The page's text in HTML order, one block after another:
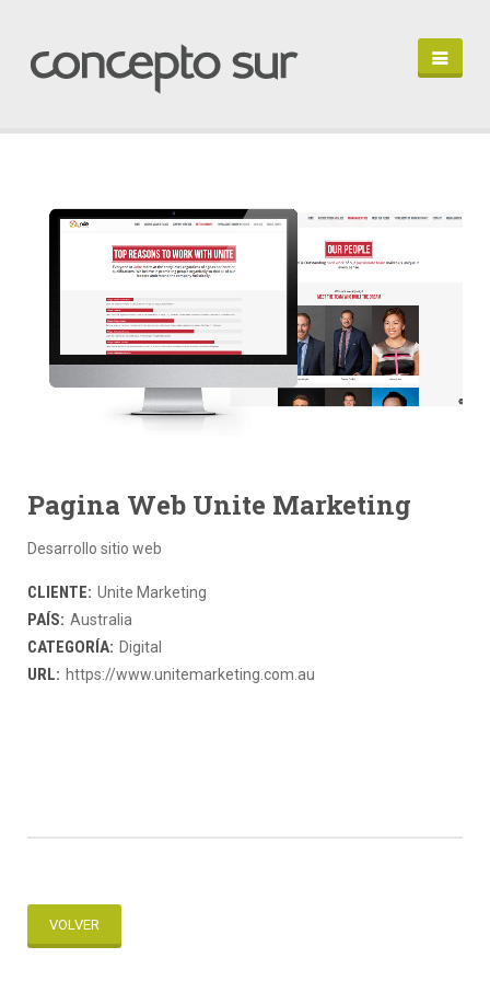
HABLEMOS
Pagina Web Unite Marketing
Desarrollo sitio web
CLIENTE: Unite Marketing
PAÍS: Australia
CATEGORÍA: Digital
URL: https://www.unitemarketing.com.au
VOLVER